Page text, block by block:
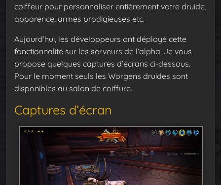
coiffeur pour personnaliser entièrement votre druide,
apparence, armes prodigieuses etc.
Aujourd’hui, les développeurs ont déployé cette
fonctionnalité sur les serveurs de l’alpha. Je vous
propose quelques captures d’écrans ci-dessous.
Pour le moment seuls les Worgens druides sont
disponibles au salon de coiffure.
Captures d’écran